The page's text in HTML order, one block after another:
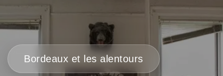
Bordeaux et les alentours